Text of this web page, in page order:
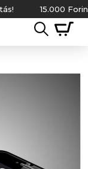
15.000 Forint